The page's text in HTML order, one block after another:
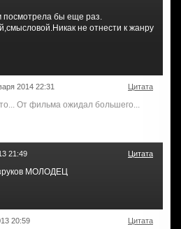
посмотрела бы еще раз.
не отнести к жанру
2014 22:31 Цитата
От фильма ожидал большего...
21:49 Цитата
МОЛОДЕЦ
20:59 Цитата